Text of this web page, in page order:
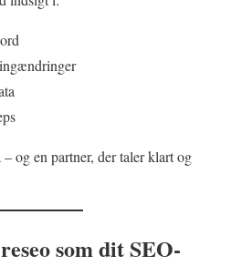
og en partner, der taler klart og
som dit SEO-